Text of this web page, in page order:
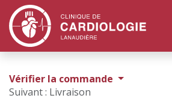
Se rendre au contenu
Vérifier la commande
Suivant : Livraison